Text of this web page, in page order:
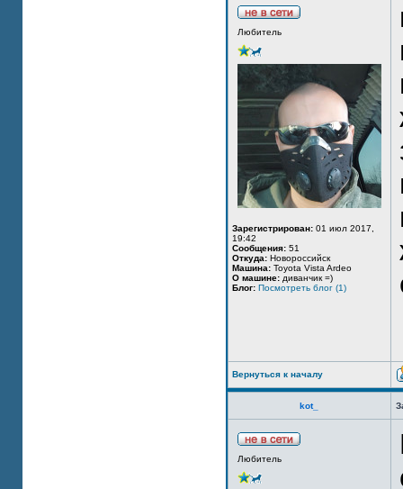
Любитель
Зарегистрирован: 01 июл 2017,
19:42
Сообщения: 51
Откуда: Новороссийск
Машина: Toyota Vista Ardeo
О машине: диванчик =)
Блог: Посмотреть блог (1)
Вернуться к началу
kot_
Любитель